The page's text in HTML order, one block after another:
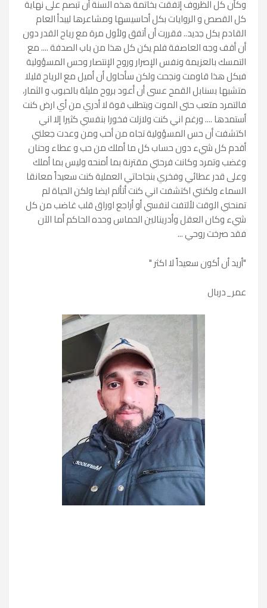
وكأن كل الظروف إتفقت بخاتمة هذه السنة أن تبصم على نهاية
كل القصص و الروايات بكل أحاسيسها ومشاعرها ليبدأ العام
القادم بكل جديد.. فقررت أن أتفق ولأول مرة مع رياح القدر دون
أن أقف وجه العاصفة فلم يكن كل هذا من باب الصدفة .... مع
التمسك بالعزيمة ونفس الإصرار وروح الإنتصار وحس المسؤولية
فبكل هذا قاومت ونجحت ولكن سأحاول أن أميل مع الرياح قليلا
متشبها بسنابل القمح عسى أن أعود بروح مليئة بالحبوب و الثمار،
فالتمرد متعب حتى الموت ويتطلب قوة لا أدري من أي ارض كنت
أستمدها .... ورغم اني كنت ولازلت فخورا بنفسي كثيرا إلا اني
اكتشفت أن حس المسؤولية تجاه من أحب ومن وعدت جعلني
أقدم كل شيء دون حساب كل ما أملك من حب و عطاء وحنان
وغضب وتمرد وكانت فرحتي مقترنة بما أمنحه وليس بما أملك
وعلى قدر عطائي وفخري بنجاحاتي العملية كنت سعيداً معانقا
السماء ولكنني اكتشفت اني كنت أتألم ايضا ولكن الحياة لم
تمنحني الوقت لألتفت لنفسي أو أراجع اوراق قلب غاضب من كل
شيء وكان العقل وأدرينالين الحماس وحده الحاكم أما الآن
فقد صرخت روحي ...
"أريد أن أكون سعيداً لا اكثر "
عمر_دربال